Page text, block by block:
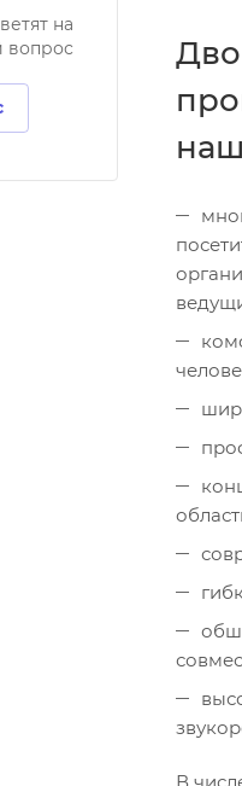
В
на